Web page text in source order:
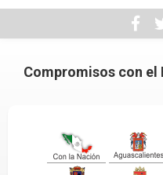
Compromisos con el